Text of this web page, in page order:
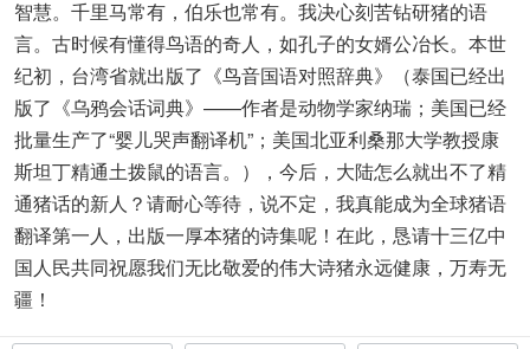
智慧。千里马常有，伯乐也常有。我决心刻苦钻研猪的语
言。古时候有懂得鸟语的奇人，如孔子的女婿公冶长。本世
纪初，台湾省就出版了《鸟音国语对照辞典》（泰国已经出
版了《乌鸦会话词典》——作者是动物学家纳瑞；美国已经
批量生产了“婴儿哭声翻译机”；美国北亚利桑那大学教授康
斯坦丁精通土拨鼠的语言。），今后，大陆怎么就出不了精
通猪话的新人？请耐心等待，说不定，我真能成为全球猪语
翻译第一人，出版一厚本猪的诗集呢！在此，恳请十三亿中
国人民共同祝愿我们无比敬爱的伟大诗猪永远健康，万寿无
疆！